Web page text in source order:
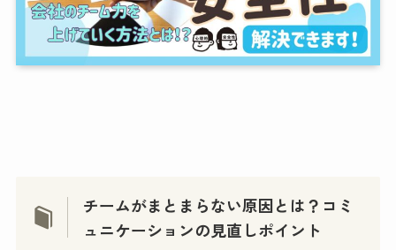
チームがまとまらない原因とは？コミ
ュニケーションの見直しポイント